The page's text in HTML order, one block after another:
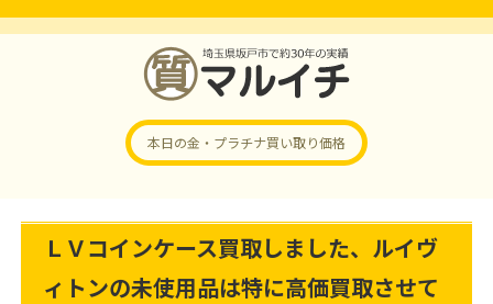
本日の金・プラチナ買い取り価格
ＬＶコインケース買取しました、ルイヴ
ィトンの未使用品は特に高価買取させて